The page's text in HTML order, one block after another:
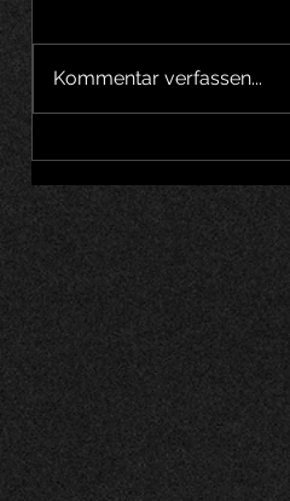
Kommentar verfassen...